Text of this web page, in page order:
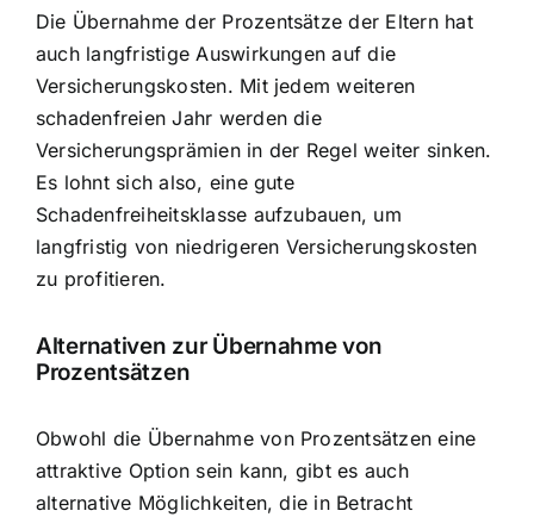
Die Übernahme der Prozentsätze der Eltern hat
auch langfristige Auswirkungen auf die
Versicherungskosten. Mit jedem weiteren
schadenfreien Jahr werden die
Versicherungsprämien in der Regel weiter sinken.
Es lohnt sich also, eine gute
Schadenfreiheitsklasse aufzubauen, um
langfristig von niedrigeren Versicherungskosten
zu profitieren.
Alternativen zur Übernahme von
Prozentsätzen
Obwohl die Übernahme von Prozentsätzen eine
attraktive Option sein kann, gibt es auch
alternative Möglichkeiten, die in Betracht